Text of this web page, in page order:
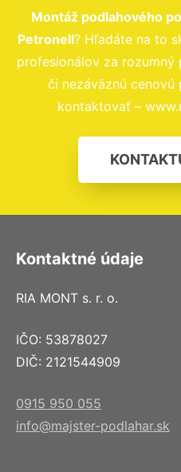
Montáž podlahového
Petronell? Hľadáte na to
profesionálov za rozumný
či nezáväznú cenovú
kontaktovať –
Kontaktné údaje
RIA MONT s. r. o.
IČO: 53878027
DIČ: 2121544909
0915 950 055
info@majster-podlahar.sk